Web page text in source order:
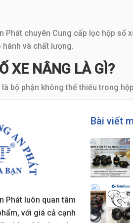
Phát chuyên Cung cấp lọc hộp
và chất lượng.
XE NÂNG LÀ GÌ?
bộ phận không thể thiếu trong
nằm bên ngoài hộp số.
: nằm bên trong hộp số.
có nhiệm vụ lọc dầu trước khi dầu
hộp số qua bộ phận lọc dầu.
lọc dầu tách tất cả bụi bẩn
Phát luôn quan tâm
với giá cả cạnh
Bài viết